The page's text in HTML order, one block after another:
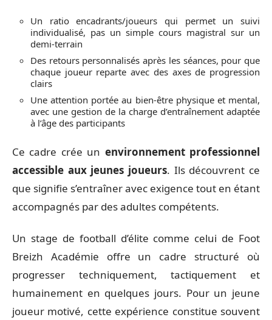
Un ratio encadrants/joueurs qui permet un suivi
individualisé, pas un simple cours magistral sur un
demi-terrain
Des retours personnalisés après les séances, pour que
chaque joueur reparte avec des axes de progression
clairs
Une attention portée au bien-être physique et mental,
avec une gestion de la charge d’entraînement adaptée
à l’âge des participants
Ce cadre crée un environnement professionnel
accessible aux jeunes joueurs. Ils découvrent ce
que signifie s’entraîner avec exigence tout en étant
accompagnés par des adultes compétents.
Un stage de football d’élite comme celui de Foot
Breizh Académie offre un cadre structuré où
progresser techniquement, tactiquement et
humainement en quelques jours. Pour un jeune
joueur motivé, cette expérience constitue souvent